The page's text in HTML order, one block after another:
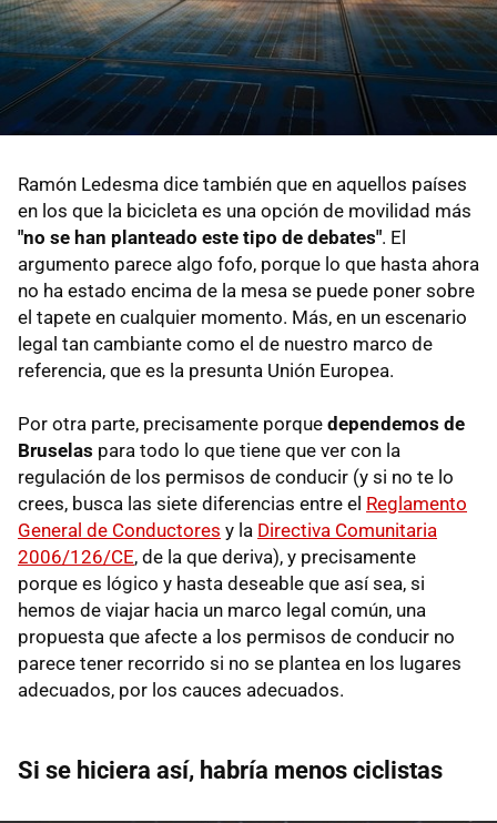
Ramón Ledesma dice también que en aquellos países
en los que la bicicleta es una opción de movilidad más
"no se han planteado este tipo de debates". El
argumento parece algo fofo, porque lo que hasta ahora
no ha estado encima de la mesa se puede poner sobre
el tapete en cualquier momento. Más, en un escenario
legal tan cambiante como el de nuestro marco de
referencia, que es la presunta Unión Europea.
Por otra parte, precisamente porque dependemos de
Bruselas para todo lo que tiene que ver con la
regulación de los permisos de conducir (y si no te lo
crees, busca las siete diferencias entre el Reglamento
General de Conductores y la Directiva Comunitaria
2006/126/CE, de la que deriva), y precisamente
porque es lógico y hasta deseable que así sea, si
hemos de viajar hacia un marco legal común, una
propuesta que afecte a los permisos de conducir no
parece tener recorrido si no se plantea en los lugares
adecuados, por los cauces adecuados.
Si se hiciera así, habría menos ciclistas